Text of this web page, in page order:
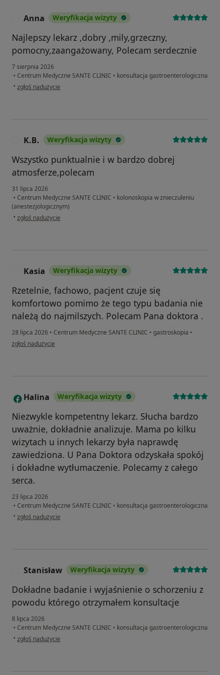
Anna Weryfikacja wizyty
Najlepszy lekarz ,dobry ,mily,grzeczny,
pomocny,zaangażowany, Polecam serdecznie
7 sierpnia 2026
• Centrum Medyczne SANTE CLINIC • konsultacja gastroenterologiczna
• w opinii użytkownika Anna
zgłoś nadużycie
K.B. Weryfikacja wizyty
Wszystko punktualnie i w bardzo dobrej
atmosferze,polecam
31 lipca 2026
• Centrum Medyczne SANTE CLINIC • kolonoskopia w znieczuleniu
(anestezjologicznym)
• w opinii użytkownika K.B.
zgłoś nadużycie
Kasia Weryfikacja wizyty
Rzetelnie, fachowo, pacjent czuje się
komfortowo pomimo że tego typu badania nie
należą do najmilszych. Polecam Pana doktora .
28 lipca 2026 • Centrum Medyczne SANTE CLINIC • gastroskopia •
w opinii użytkownika Kasia
zgłoś nadużycie
H Halina Weryfikacja wizyty
Niezwykle kompetentny lekarz. Słucha bardzo
uważnie, dokładnie analizuje. Mama po kilku
wizytach u innych lekarzy była naprawdę
zawiedziona. U Pana Doktora odzyskała spokój
i dokładne wytłumaczenie. Polecamy z całego
serca.
23 lipca 2026
• Centrum Medyczne SANTE CLINIC • konsultacja gastroenterologiczna
• w opinii użytkownika Halina
zgłoś nadużycie
Stanisław Weryfikacja wizyty
Dokładne badanie i wyjaśnienie o schorzeniu z
powodu którego otrzymałem konsultacje
8 lipca 2026
• Centrum Medyczne SANTE CLINIC • konsultacja gastroenterologiczna
• w opinii użytkownika Stanisław
zgłoś nadużycie